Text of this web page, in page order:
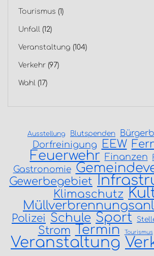
Tourismus (1)
Unfall (12)
Veranstaltung (104)
Verkehr (97)
Wahl (17)
Ausstellung Blutspenden
Dorfreinigung EEW
Feuerwehr Finanzen
Gastronomie
Gewerbegebiet
Klimaschutz
Polizei Schule Sport
Strom Termin Tourismus
Veranstaltung